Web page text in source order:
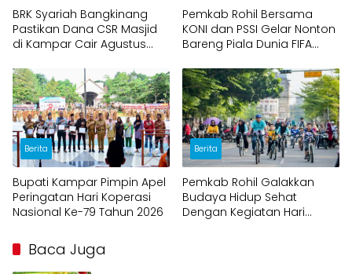
BRK Syariah Bangkinang
Pastikan Dana CSR Masjid
di Kampar Cair Agustus
Pemkab Rohil Bersama
KONI dan PSSI Gelar Nonton
Bareng Piala Dunia FIFA
Berita
Bupati Kampar Pimpin Apel
Peringatan Hari Koperasi
Nasional Ke-79 Tahun 2026
Berita
Pemkab Rohil Galakkan
Budaya Hidup Sehat
Dengan Kegiatan Hari
Baca Juga